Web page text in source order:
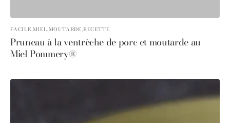
FACILE,MIEL,MOUTARDE,RECETTE
Pruneau à la ventrèche de porc et moutarde au
Miel Pommery®